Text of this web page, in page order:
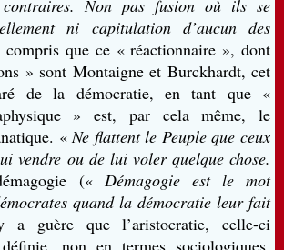
contraires. Non pas fusion où ils se
ni capitulation d’aucun des
compris que ce « réactionnaire », dont
» sont Montaigne et Burckhardt, cet
de la démocratie, en tant que «
» est, par cela même, le
«Ne flattent le Peuple que ceux
vendre ou de lui voler quelque chose.
(« Démagogie est le mot
quand la démocratie leur fait
a guère que l’aristocratie, celle-ci
non en termes sociologiques,